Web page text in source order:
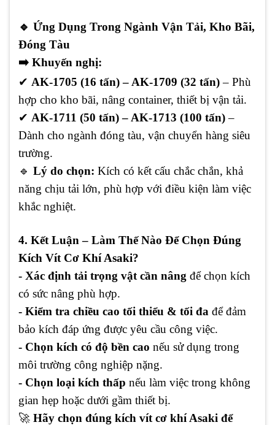
🔹 Ứng Dụng Trong Ngành Vận Tải, Kho Bãi,
Đóng Tàu
➡️ Khuyến nghị:
✔ AK-1705 (16 tấn) – AK-1709 (32 tấn)– Phù
hợp cho kho bãi, nâng container, thiết bị vận tải.
✔ AK-1711 (50 tấn) – AK-1713 (100 tấn)–
Dành cho ngành đóng tàu, vận chuyển hàng siêu
trường.
🔹 Lý do chọn: Kích có kết cấu chắc chắn, khả
năng chịu tải lớn, phù hợp với điều kiện làm việc
khắc nghiệt.
4. Kết Luận – Làm Thế Nào Để Chọn Đúng
Kích Vít Cơ Khí Asaki?
- Xác định tải trọng vật cần nâng để chọn kích
có sức nâng phù hợp.
- Kiểm tra chiều cao tối thiểu & tối đa để đảm
bảo kích đáp ứng được yêu cầu công việc.
- Chọn kích có độ bền cao nếu sử dụng trong
môi trường công nghiệp nặng.
- Chọn loại kích thấp nếu làm việc trong không
gian hẹp hoặc dưới gầm thiết bị.
🚀 Hãy chọn đúng kích vít cơ khí Asaki để